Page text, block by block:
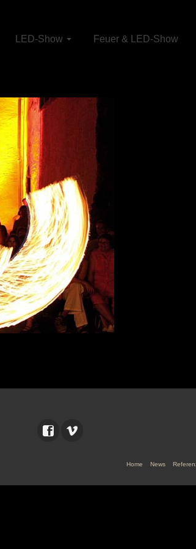
LED-Show Feuer & LED-Show
Home News